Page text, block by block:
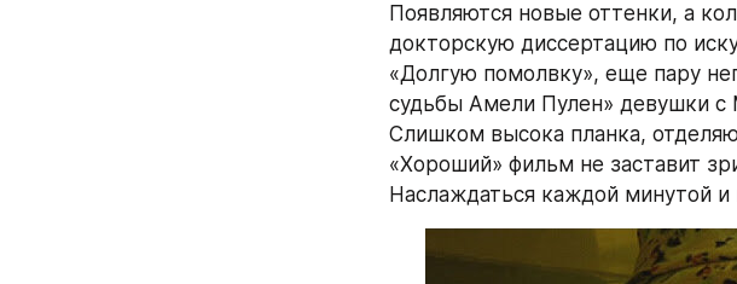
Появляются новые оттенки, а
докторскую диссертацию по
«Долгую помолвку», еще пару
судьбы Амели Пулен» девушки
Слишком высока планка,
«Хороший» фильм не заставит
Наслаждаться каждой минутой и